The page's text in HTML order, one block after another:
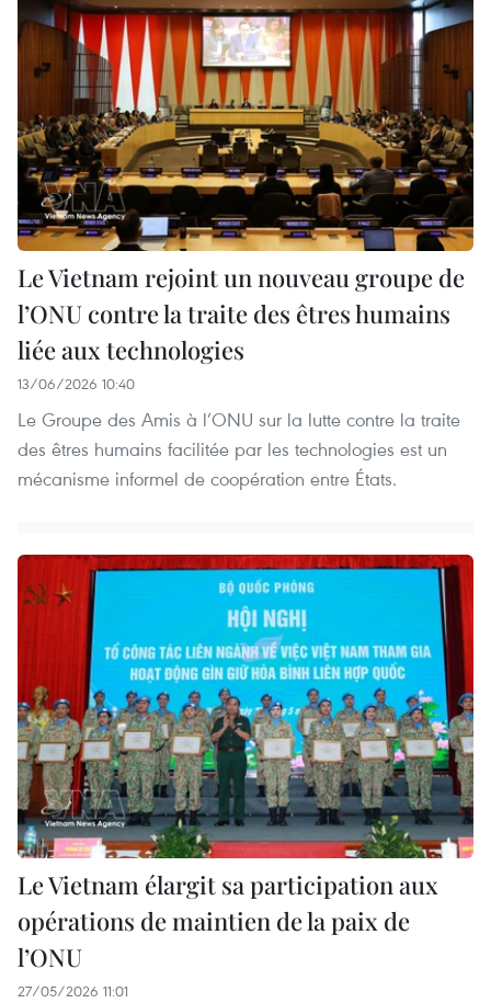
Le Vietnam rejoint un nouveau groupe de
l’ONU contre la traite des êtres humains
liée aux technologies
13/06/2026 10:40
Le Groupe des Amis à l’ONU sur la lutte contre la traite
des êtres humains facilitée par les technologies est un
mécanisme informel de coopération entre États.
Le Vietnam élargit sa participation aux
opérations de maintien de la paix de
l’ONU
27/05/2026 11:01